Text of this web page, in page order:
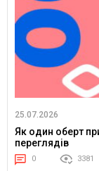
25.07.2026
Як один оберт
переглядів
0 3381